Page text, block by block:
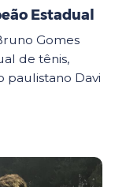
Estadual
Gomes
de tênis,
paulistano Davi